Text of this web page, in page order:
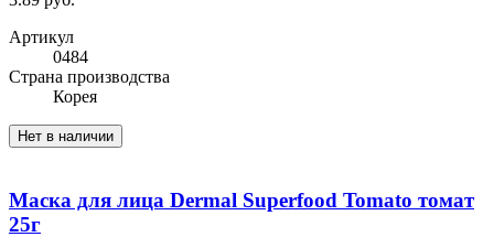
Артикул
0484
Cтрана производства
Корея
Нет в наличии
Маска для лица Dermal Superfood Tomato томат
25г